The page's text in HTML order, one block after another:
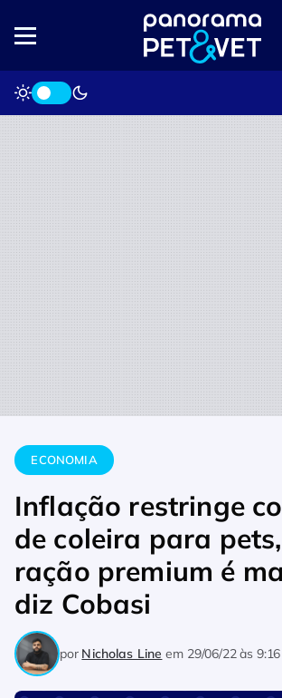
Home Economia Inflação restringe
ECONOMIA
Inflação restringe
de coleira para
ração premium é
diz Cobasi
por Nicholas Line em 29/06/22 às